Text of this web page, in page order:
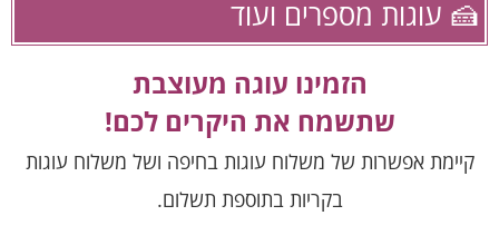
🍰 עוגות מספרים ועוד
הזמינו עוגה מעוצבת
שתשמח את היקרים לכם!
קיימת אפשרות של משלוח עוגות בחיפה ושל משלוח עוגות
בקריות בתוספת תשלום.